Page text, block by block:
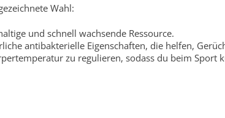
Wahl:
und schnell wachsende Ressource.
antibakterielle Eigenschaften, die helfen,
zu regulieren, sodass du beim Sport